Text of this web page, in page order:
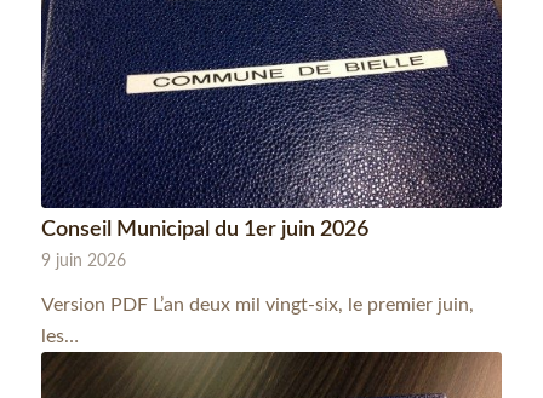
Conseil Municipal du 1er juin 2026
9 juin 2026
Version PDF L’an deux mil vingt-six, le premier juin,
les…